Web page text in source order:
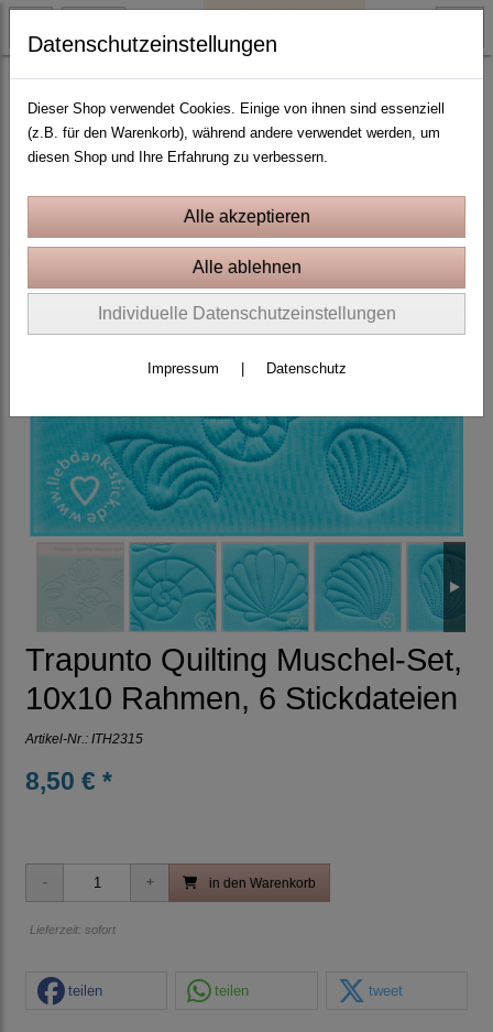
Meeresleben und Strand
Trapunto Quilting Muschel-Set,
10x10 Rahmen, 6 Stickdateien
Artikel-Nr.: ITH2315
8,50 € *
in den Warenkorb
Lieferzeit: sofort
teilen teilen tweet
Datenschutzeinstellungen
Dieser Shop verwendet Cookies. Einige von ihnen sind essenziell
(z.B. für den Warenkorb), während andere verwendet werden, um
diesen Shop und Ihre Erfahrung zu verbessern.
Individuelle Datenschutzeinstellungen
Impressum Datenschutz